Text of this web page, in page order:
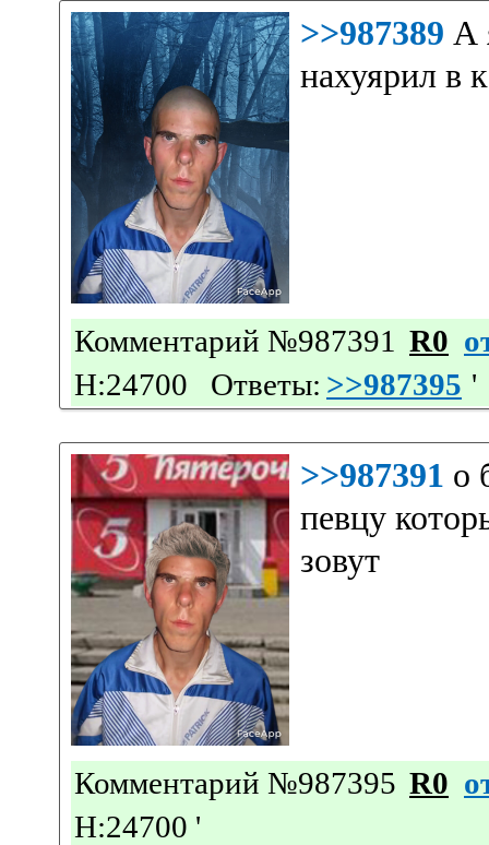
>>987389 А
нахуярил в
Комментарий №987391 R0
Н:24700 Ответы: >>987395 '
>>987391 о
певцу
зовут
Комментарий №987395 R0
Н:24700 '